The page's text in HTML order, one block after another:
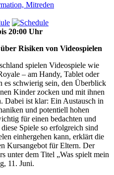
Mitreden
20:00 Uhr
Risiken von Videospielen
spielen Videospiele wie
– am Handy, Tablet oder
es schwierig sein, den Überblick
Kinder zocken und mit ihnen
Dabei ist klar: Ein Austausch in
und potentiell hohen
für einen bedachten und
Spiele so erfolgreich sind
einhergehen kann, erklärt die
Kursangebot für Eltern. Der
unter dem Titel „Was spielt mein
11. Juni.